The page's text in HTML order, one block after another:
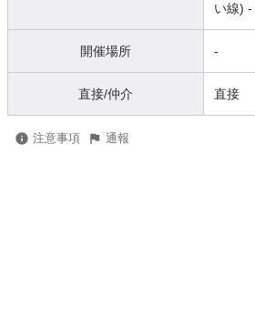
い線) -
開催場所 -
直接/仲介 直接
注意事項 通報